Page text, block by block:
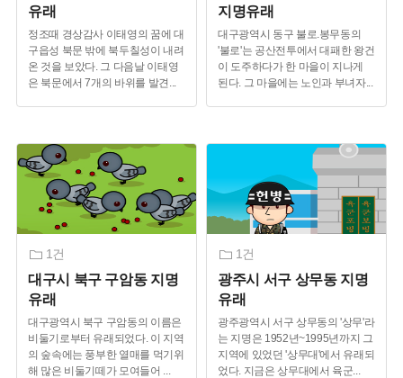
유래
정조때 경상감사 이태영의 꿈에 대
구읍성 북문 밖에 북두칠성이 내려
온 것을 보았다. 그 다음날 이태영
은 북문에서 7개의 바위를 발견 ...
지명유래
대구광역시 동구 불로.봉무동의
'불로'는 공산전투에서 대패한 왕건
이 도주하다가 한 마을이 지나게
된다. 그 마을에는 노인과 부녀자...
대구시 북구 구암동 지명
유래
대구광역시 북구 구암동의 이름은
비둘기로부터 유래되었다. 이 지역
의 숲속에는 풍부한 열매를 먹기위
해 많은 비둘기떼가 모여들어 ...
1건
광주시 서구 상무동 지명
유래
광주광역시 서구 상무동의 '상무'라
는 지명은 1952년~1995년까지 그
지역에 있었던 '상무대'에서 유래되
었다. 지금은 상무대에서 육군...
1건